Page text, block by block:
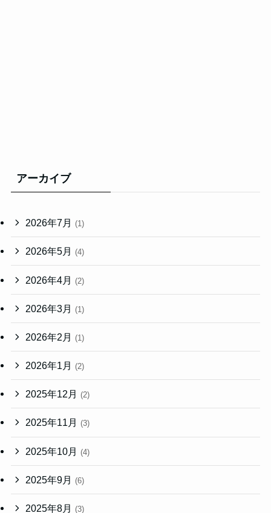
アーカイブ
2026年7月 (1)
2026年5月 (4)
2026年4月 (2)
2026年3月 (1)
2026年2月 (1)
2026年1月 (2)
2025年12月 (2)
2025年11月 (3)
2025年10月 (4)
2025年9月 (6)
2025年8月 (3)